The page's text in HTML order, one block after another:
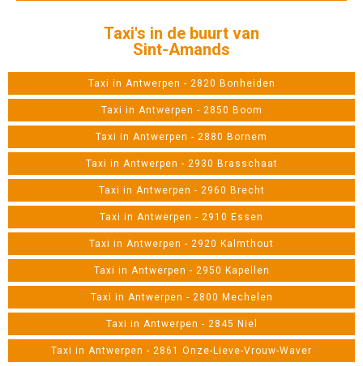
Taxi's in de buurt van
Sint-Amands
Taxi in Antwerpen - 2820 Bonheiden
Taxi in Antwerpen - 2850 Boom
Taxi in Antwerpen - 2880 Bornem
Taxi in Antwerpen - 2930 Brasschaat
Taxi in Antwerpen - 2960 Brecht
Taxi in Antwerpen - 2910 Essen
Taxi in Antwerpen - 2920 Kalmthout
Taxi in Antwerpen - 2950 Kapellen
Taxi in Antwerpen - 2800 Mechelen
Taxi in Antwerpen - 2845 Niel
Taxi in Antwerpen - 2861 Onze-Lieve-Vrouw-Waver